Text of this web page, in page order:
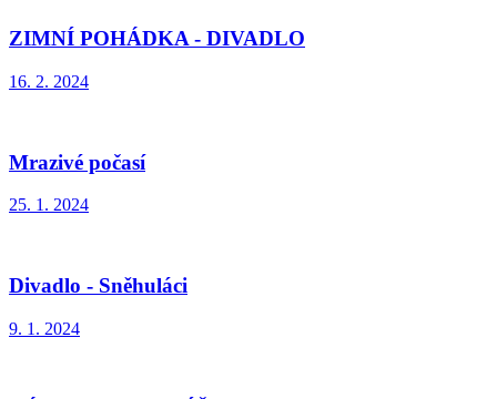
ZIMNÍ POHÁDKA - DIVADLO
16. 2. 2024
Mrazivé počasí
25. 1. 2024
Divadlo - Sněhuláci
9. 1. 2024